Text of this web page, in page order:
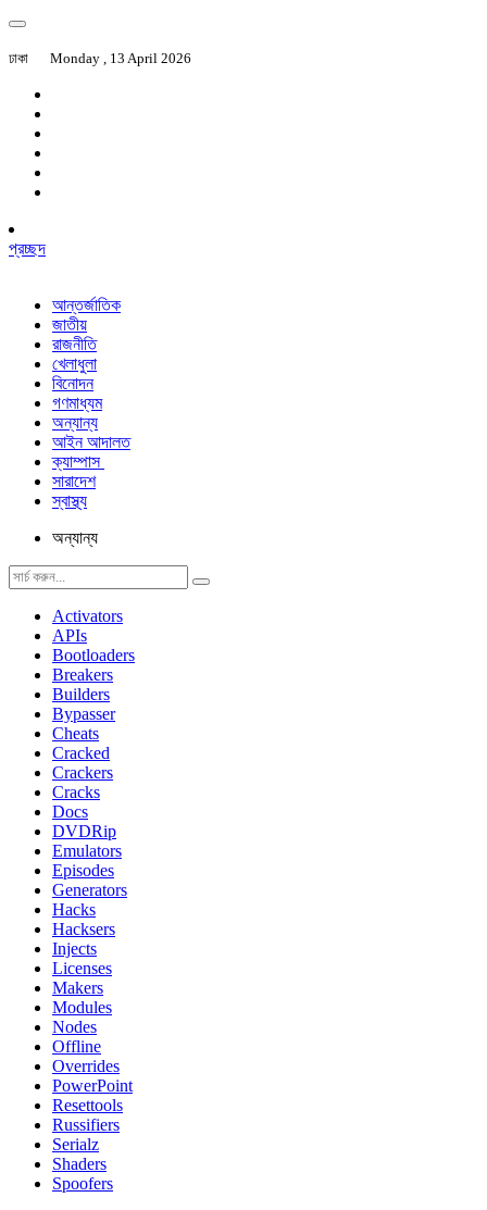
ঢাকা Monday , 13 April 2026
প্রচ্ছদ
আন্তর্জাতিক
জাতীয়
রাজনীতি
খেলাধুলা
বিনোদন
গণমাধ্যম
অন্যান্য
আইন আদালত
ক্যাম্পাস
সারাদেশ
স্বাস্থ্য
অন্যান্য
Activators
APIs
Bootloaders
Breakers
Builders
Bypasser
Cheats
Cracked
Crackers
Cracks
Docs
DVDRip
Emulators
Episodes
Generators
Hacks
Hacksers
Injects
Licenses
Makers
Modules
Nodes
Offline
Overrides
PowerPoint
Resettools
Russifiers
Serialz
Shaders
Spoofers